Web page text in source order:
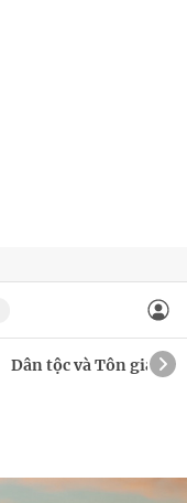
Dân tộc và Tôn giáo